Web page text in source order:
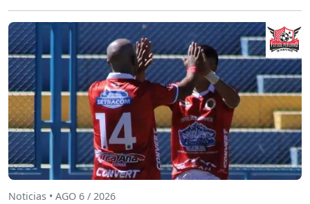
Noticias • AGO 6 / 2026